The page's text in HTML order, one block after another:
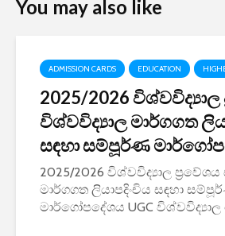
You may also like
ADMISSION CARDS EDUCATION
2025/2026
විශ්වවිද්‍යාල මාර්ගගත
සඳහා සම්පූර්ණ
2025/2026 විශ්වවිද්‍යාල
මාර්ගගත ලියාපදිංචිය සඳහා
මාර්ගෝපදේශය UGC විශ්වවිද්‍යාල